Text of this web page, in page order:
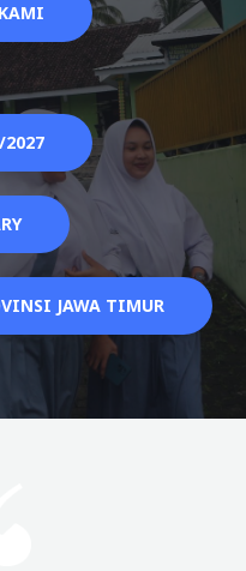
2027
JAWA TIMUR